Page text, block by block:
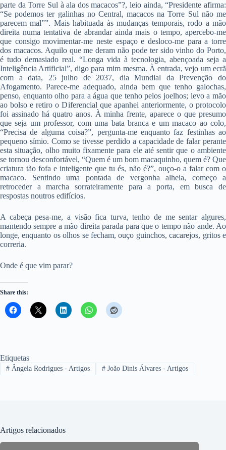
parte da Torre Sul à ala dos macacos”?, leio ainda, “Presidente afirma:
“Se podemos ter galinhas no Central, macacos na Torre Sul não me
parecem mal””. Mais habituada às mudanças temporais, rodo a mão
direita numa tentativa de abrandar ainda mais o tempo, apercebo-me
que consigo movimentar-me neste espaço e desloco-me para a torre
dos macacos. Aquilo que me deram não pode ter sido vinho do Porto,
é tudo demasiado real. “Longa vida à tecnologia, abençoada seja a
Inteligência Artificial”, digo para mim mesma. À entrada, vejo um ecrã
com a data, 25 julho de 2037, dia Mundial da Prevenção do
Afogamento. Parece-me adequado, ainda bem que tenho galochas,
penso, enquanto olho para a água que tenho pelos joelhos; levo a mão
ao bolso e retiro o Diferencial que apanhei anteriormente, o protocolo
foi assinado há quatro anos. À minha frente, aparece o que presumo
que seja um professor, com uma bata branca e um macaco ao colo,
“Precisa de alguma coisa?”, pergunta-me enquanto faz festinhas ao
pequeno símio. Como se tivesse perdido a capacidade de falar perante
esta situação, olho muito fixamente para ele até sentir que o ambiente
se tornou desconfortável, “Quem é um bom macaquinho, quem é? Que
criatura tão fofa e inteligente que tu és, não é?”, ouço-o a falar com o
macaco. Sentindo uma pontada de vergonha alheia, começo a
retroceder a marcha sorrateiramente para a porta, em busca de
respostas noutros edifícios.
A cabeça pesa-me, a visão fica turva, tenho de me sentar algures,
mantendo sempre a mão direita parada para que o tempo não ande. Ao
longe, enquanto os olhos se fecham, ouço guinchos, cacarejos, gritos e
correria.
Onde é que vim parar?
Share this:
Etiquetas
#Ângela Rodrigues - Artigos #João Dinis Álvares - Artigos
Artigos relacionados